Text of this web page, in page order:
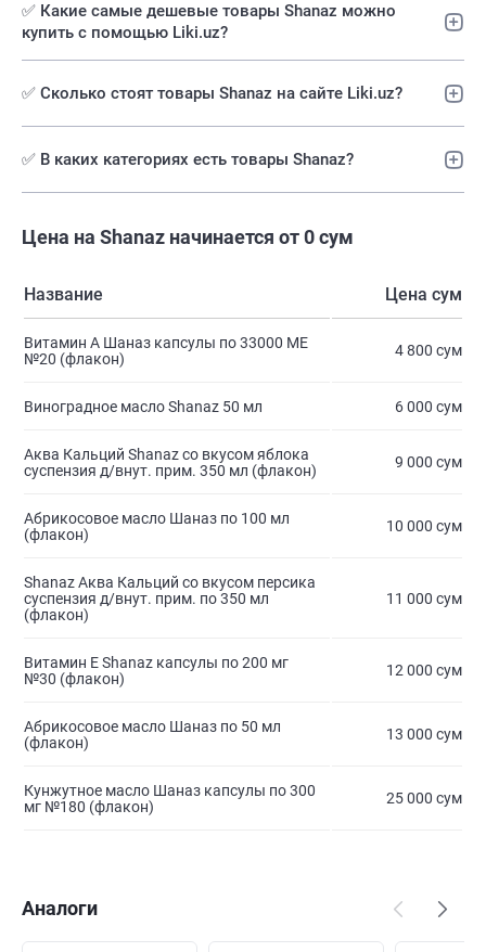
✅️ Какие самые дешевые товары Shanaz можно
купить с помощью Liki.uz?
✅ Сколько стоят товары Shanaz на сайте Liki.uz?
✅ В каких категориях есть товары Shanaz?
Цена на Shanaz начинается от 0 сум
Название Цена сум
Витамин А Шаназ капсулы по 33000 МЕ
№20 (флакон)
4 800 сум
Виноградное масло Shanaz 50 мл 6 000 сум
Аква Кальций Shanaz со вкусом яблока
суспензия д/внут. прим. 350 мл (флакон)
9 000 сум
Абрикосовое масло Шаназ по 100 мл
(флакон)
10 000 сум
Shanaz Аква Кальций со вкусом персика
суспензия д/внут. прим. по 350 мл
(флакон)
11 000 сум
Витамин Е Shanaz капсулы по 200 мг
№30 (флакон)
12 000 сум
Абрикосовое масло Шаназ по 50 мл
(флакон)
13 000 сум
Кунжутное масло Шаназ капсулы по 300
мг №180 (флакон)
25 000 сум
Аналоги